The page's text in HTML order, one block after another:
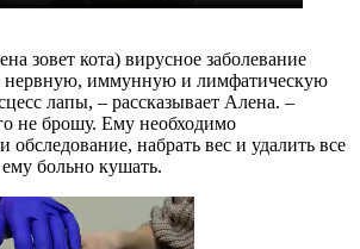
зовет кота) вирусное заболевание
иммунную и лимфатическую
лапы, – рассказывает Алена. –
не брошу. Ему необходимо
обследование, набрать вес и удалить все
больно кушать.